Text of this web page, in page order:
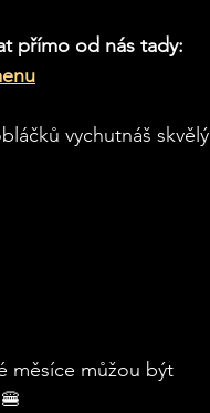
přímo od nás tady:
vychutnáš skvělý
měsíce můžou být